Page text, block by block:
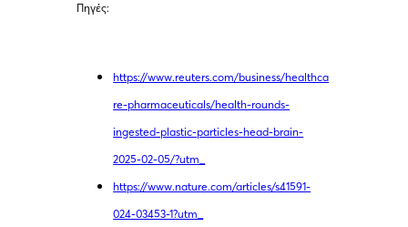
Πηγές:
https://www.reuters.com/business/healthca
re-pharmaceuticals/health-rounds-
ingested-plastic-particles-head-brain-
2025-02-05/?utm_
https://www.nature.com/articles/s41591-
024-03453-1?utm_